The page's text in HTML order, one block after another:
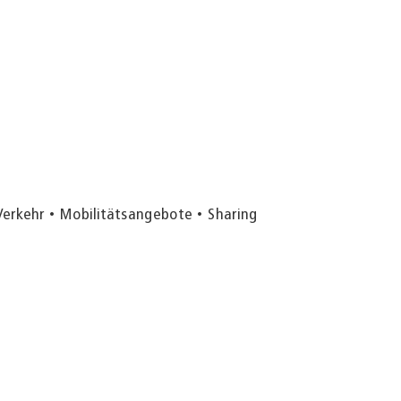
Mobilitätsangebote Sharing